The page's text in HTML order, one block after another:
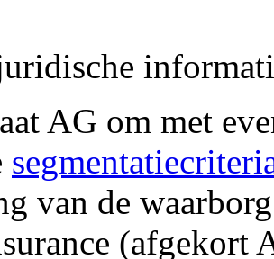
AG om met
van de
(afgekort